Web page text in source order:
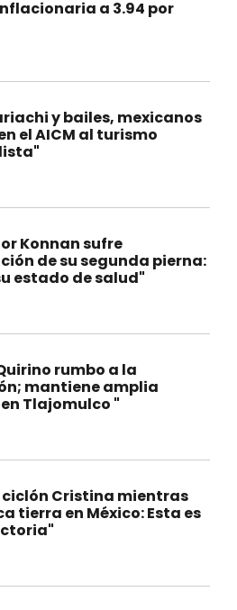
a 3.94 por
y bailes, mexicanos
el AICM al turismo
Konnan sufre
de su segunda pierna:
estado de salud"
rumbo a la
mantiene amplia
Tlajomulco "
ciclón Cristina mientras
tierra en México: Esta es